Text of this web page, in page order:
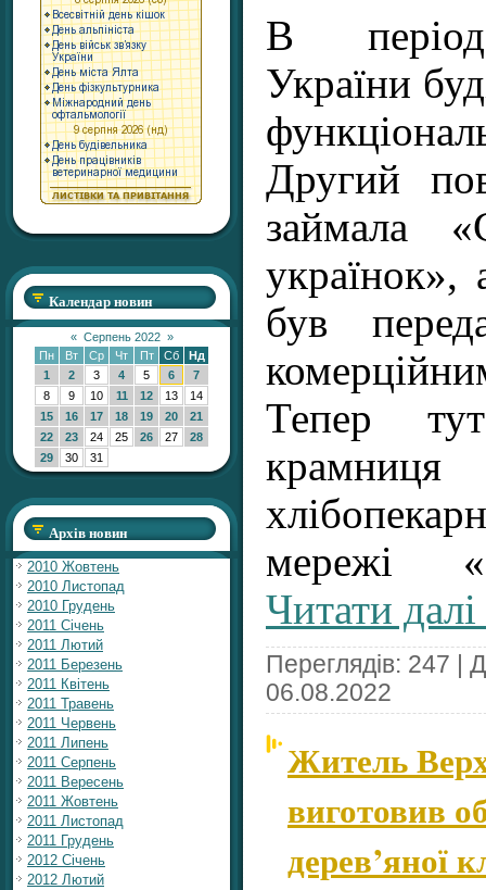
Календар новин
« Серпень 2022 »
Пн
Вт Ср Чт Пт Сб
Нд
1
2 3 4 5 6
7
8
9 10 11 12 13
14
15
16 17 18 19 20
21
22
23 24 25 26 27
28
29
30 31
Архів новин
2010 Жовтень
2010 Листопад
2010 Грудень
2011 Січень
2011 Лютий
2011 Березень
2011 Квітень
2011 Травень
2011 Червень
2011 Липень
2011 Серпень
2011 Вересень
2011 Жовтень
2011 Листопад
2011 Грудень
2012 Січень
2012 Лютий
В період
України
Другий
займала
був
Тепер
мережі
Читати
Переглядів: 247 |
06.08.2022
Житель
виготовив
дерев’яної